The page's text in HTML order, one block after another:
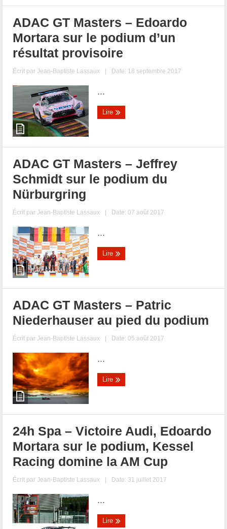
ADAC GT Masters – Edoardo
Mortara sur le podium d’un
résultat provisoire
Écrit parJean-Baptiste Lassaux | Date: 18 septembre 2017
...
Lire
ADAC GT Masters – Jeffrey
Schmidt sur le podium du
Nürburgring
Écrit parJean-Baptiste Lassaux | Date: 07 août 2017
...
Lire
ADAC GT Masters – Patric
Niederhauser au pied du podium
Écrit parJean-Baptiste Lassaux | Date: 05 août 2017
...
Lire
24h Spa – Victoire Audi, Edoardo
Mortara sur le podium, Kessel
Racing domine la AM Cup
Écrit parJean-Baptiste Lassaux | Date: 31 juillet 2017
...
Lire